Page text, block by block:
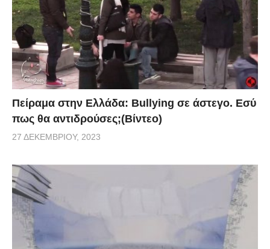
Πείραμα στην Ελλάδα: Bullying σε άστεγο. Εσύ
πως θα αντιδρούσες;(Βίντεο)
27 ΔΕΚΕΜΒΡΊΟΥ, 2023